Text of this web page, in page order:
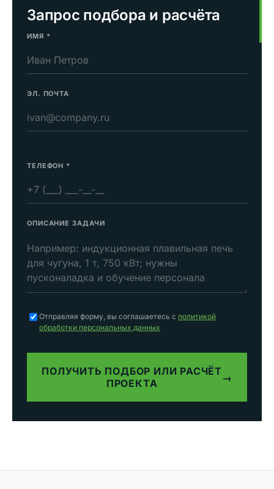
Запрос подбора и расчёта
ИМЯ *
ЭЛ. ПОЧТА
ТЕЛЕФОН *
ОПИСАНИЕ ЗАДАЧИ
Отправляя форму, вы соглашаетесь с политикой
обработки персональных данных
ПОЛУЧИТЬ ПОДБОР ИЛИ РАСЧЁТ
ПРОЕКТА
→